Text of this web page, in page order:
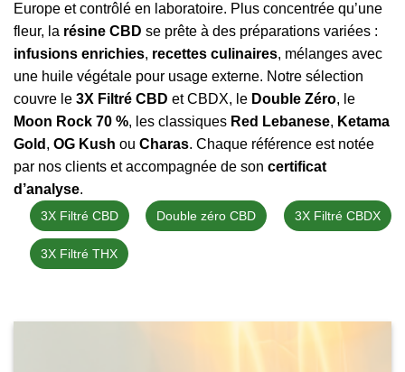
Europe et contrôlé en laboratoire. Plus concentrée qu’une
fleur, la résine CBD se prête à des préparations variées :
infusions enrichies, recettes culinaires, mélanges avec
une huile végétale pour usage externe. Notre sélection
couvre le 3X Filtré CBD et CBDX, le Double Zéro, le
Moon Rock 70 %, les classiques Red Lebanese, Ketama
Gold , OG Kush ou Charas. Chaque référence est notée
par nos clients et accompagnée de son certificat
d’analyse.
3X Filtré CBD Double zéro CBD 3X Filtré CBDX
3X Filtré THX